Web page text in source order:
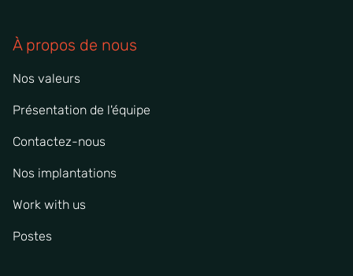
À propos de nous
Nos valeurs
Présentation de l'équipe
Contactez-nous
Nos implantations
Work with us
Postes